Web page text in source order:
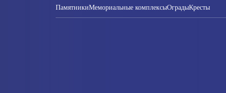
ПамятникиМемориальные комплексыОградыКресты